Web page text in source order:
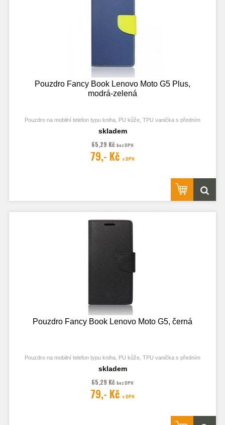
Pouzdro Fancy Book Lenovo Moto G5 Plus,
modrá-zelená
Pouzdro na mobilní telefon typu kniha, PU kůže, TPU vanička s předním
Obrázek je pouze ilustrační a zobrazuje Stejná Pouzdra pro jiný model
skladem
65,29 Kč bez DPH
79,- Kč s DPH
Pouzdro Fancy Book Lenovo Moto G5, černá
Pouzdro na mobilní telefon typu kniha, PU kůže, TPU vanička s předním
Obrázek je pouze ilustrační a zobrazuje Stejná Pouzdra pro jiný model
skladem
65,29 Kč bez DPH
79,- Kč s DPH